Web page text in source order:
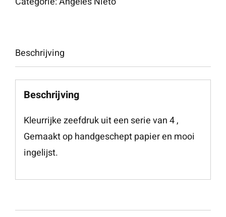
Beschrijving
Beschrijving
Kleurrijke zeefdruk uit een serie van 4 ,
Gemaakt op handgeschept papier en mooi
ingelijst.